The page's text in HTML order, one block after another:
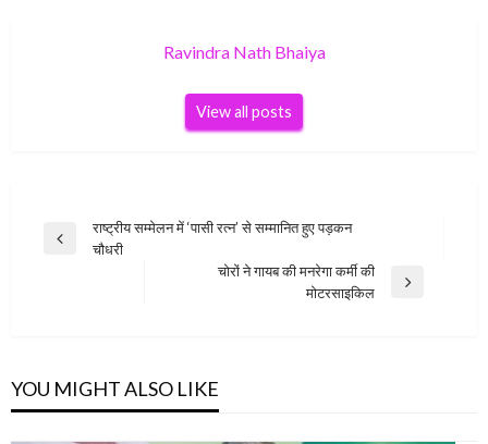
Ravindra Nath Bhaiya
View all posts
Post
navigation
Previous
राष्ट्रीय सम्मेलन में ‘पासी रत्न’ से सम्मानित हुए पड़कन
चौधरी
चोरों ने गायब की मनरेगा कर्मी की
मोटरसाइकिल
YOU MIGHT ALSO LIKE